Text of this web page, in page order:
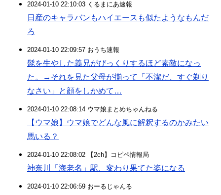
2024-01-10 22:10:03 くるまにあ速報
日産のキャラバンもハイエースも似たようなもんだ
ろ
2024-01-10 22:09:57 おうち速報
髭を生やした義兄がびっくりするほど素敵になっ
た。→それを見た父母が揃って「不潔だ、すぐ剃り
なさい」と顔をしかめて…
2024-01-10 22:08:14 ウマ娘まとめちゃんねる
【ウマ娘】ウマ娘でどんな風に解釈するのかみたい
馬いる？
2024-01-10 22:08:02 【2ch】コピペ情報局
神奈川「海老名」駅、変わり果てた姿になる
2024-01-10 22:06:59 おーるじゃんる